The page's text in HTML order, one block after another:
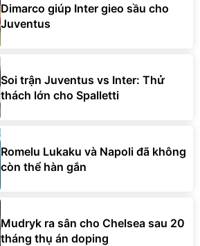
Dimarco giúp Inter gieo sầu cho
Juventus
Soi trận Juventus vs Inter: Thử
thách lớn cho Spalletti
Romelu Lukaku và Napoli đã không
còn thể hàn gắn
Mudryk ra sân cho Chelsea sau 20
tháng thụ án doping